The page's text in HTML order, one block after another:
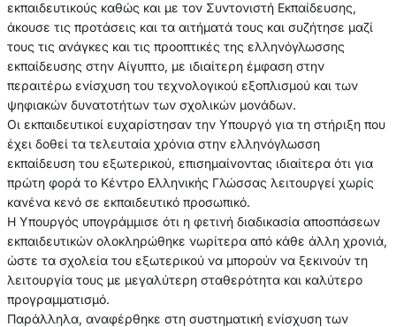
εκπαιδευτικούς καθώς και με τον Συντονιστή Εκπαίδευσης,
άκουσε τις προτάσεις και τα αιτήματά τους και συζήτησε μαζί
τους τις ανάγκες και τις προοπτικές της ελληνόγλωσσης
εκπαίδευσης στην Αίγυπτο, με ιδιαίτερη έμφαση στην
περαιτέρω ενίσχυση του τεχνολογικού εξοπλισμού και των
ψηφιακών δυνατοτήτων των σχολικών μονάδων.
Οι εκπαιδευτικοί ευχαρίστησαν την Υπουργό για τη στήριξη που
έχει δοθεί τα τελευταία χρόνια στην ελληνόγλωσση
εκπαίδευση του εξωτερικού, επισημαίνοντας ιδιαίτερα ότι για
πρώτη φορά το Κέντρο Ελληνικής Γλώσσας λειτουργεί χωρίς
κανένα κενό σε εκπαιδευτικό προσωπικό.
Η Υπουργός υπογράμμισε ότι η φετινή διαδικασία αποσπάσεων
εκπαιδευτικών ολοκληρώθηκε νωρίτερα από κάθε άλλη χρονιά,
ώστε τα σχολεία του εξωτερικού να μπορούν να ξεκινούν τη
λειτουργία τους με μεγαλύτερη σταθερότητα και καλύτερο
προγραμματισμό.
Παράλληλα, αναφέρθηκε στη συστηματική ενίσχυση των